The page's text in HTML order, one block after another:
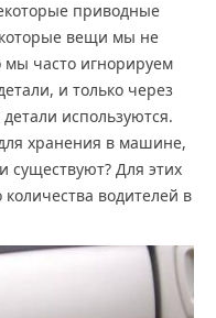
приводные
вещи мы не
мы часто игнорируем
и только через
используются.
хранения в машине,
существуют? Для этих
водителей в